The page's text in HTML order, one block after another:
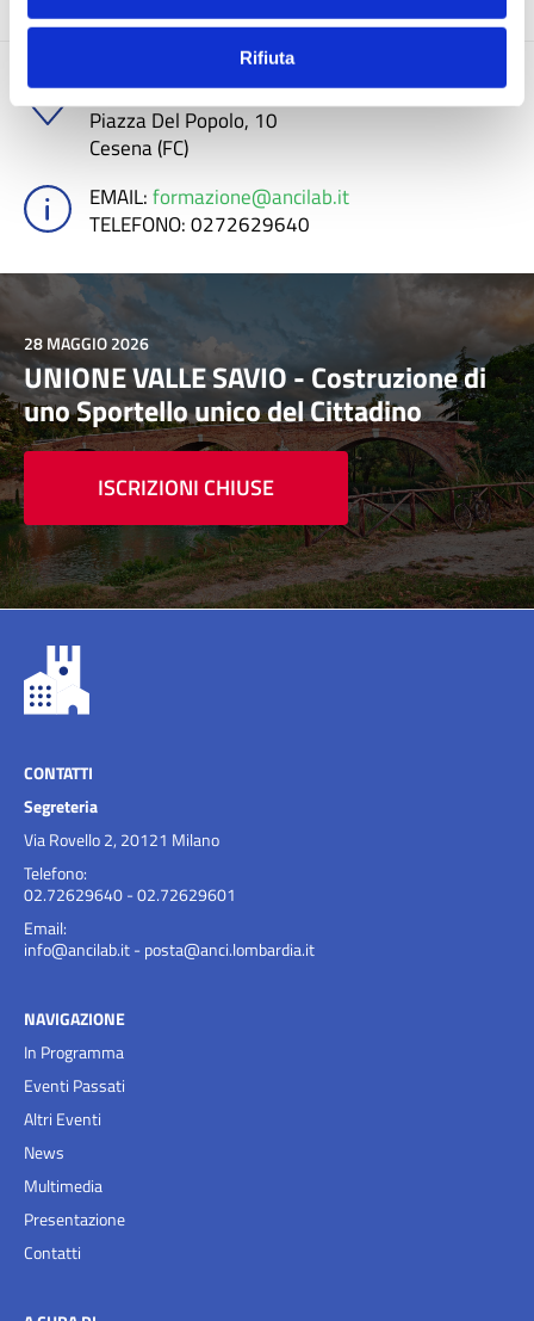
Rifiuta
Unione dei Comuni Valle del Savio
Piazza Del Popolo, 10
Cesena (FC)
EMAIL:formazione@ancilab.it
TELEFONO: 0272629640
28 MAGGIO 2026
UNIONE VALLE SAVIO - Costruzione di
uno Sportello unico del Cittadino
ISCRIZIONI CHIUSE
CONTATTI
Segreteria
Via Rovello 2, 20121 Milano
Telefono:
02.72629640 - 02.72629601
Email:
info@ancilab.it- posta@anci.lombardia.it
NAVIGAZIONE
In Programma
Eventi Passati
Altri Eventi
News
Multimedia
Presentazione
Contatti